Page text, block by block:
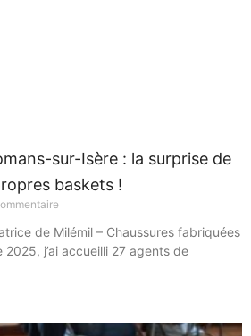
sur-Isère : la surprise de
baskets !
de Milémil – Chaussures fabriquées
j’ai accueilli 27 agents de